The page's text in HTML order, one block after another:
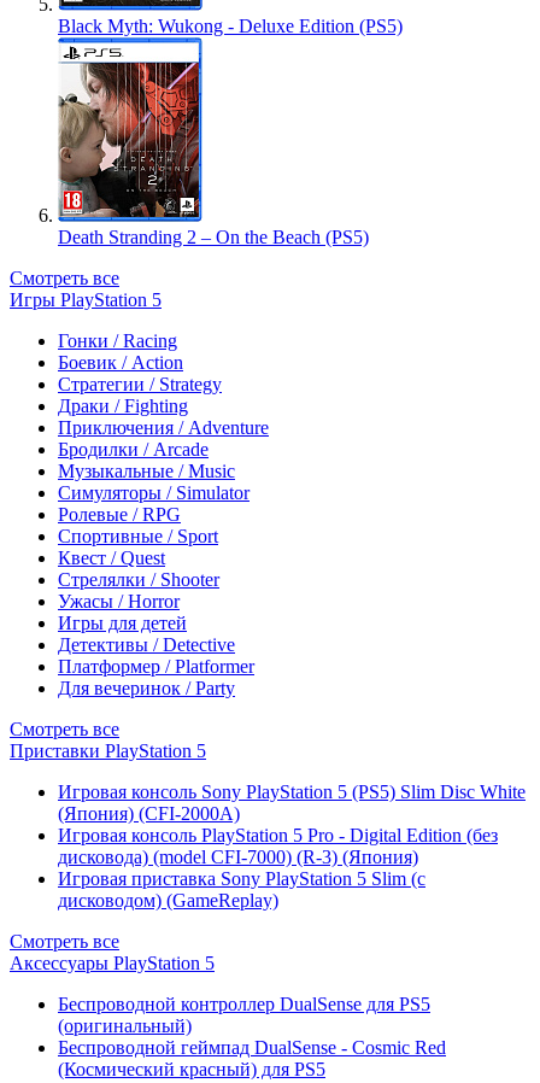
Black Myth: Wukong - Deluxe Edition (PS5)
Death Stranding 2 – On the Beach (PS5)
Смотреть все
Игры PlayStation 5
Гонки / Racing
Боевик / Action
Стратегии / Strategy
Драки / Fighting
Приключения / Adventure
Бродилки / Arcade
Музыкальные / Music
Симуляторы / Simulator
Ролевые / RPG
Спортивные / Sport
Квест / Quest
Стрелялки / Shooter
Ужасы / Horror
Игры для детей
Детективы / Detective
Платформер / Platformer
Для вечеринок / Party
Смотреть все
Приставки PlayStation 5
Игровая консоль Sony PlayStation 5 (PS5) Slim Disc White
(Япония) (CFI-2000A)
Игровая консоль PlayStation 5 Pro - Digital Edition (без
дисковода) (model CFI-7000) (R-3) (Япония)
Игровая приставка Sony PlayStation 5 Slim (с
дисководом) (GameReplay)
Смотреть все
Аксессуары PlayStation 5
Беспроводной контроллер DualSense для PS5
(оригинальный)
Беспроводной геймпад DualSense - Cosmic Red
(Космический красный) для PS5